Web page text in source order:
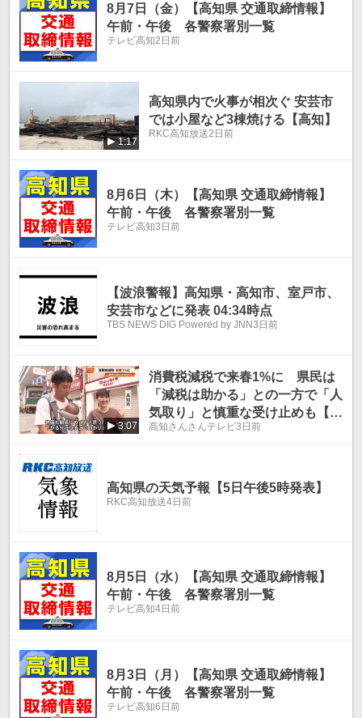
8月7日（金）【高知県 交通取締情報】
午前・午後 各警察署別一覧
テレビ高知2日前
1:17
高知県内で火事が相次ぐ 安芸市
では小屋など3棟焼ける【高知】
RKC高知放送2日前
8月6日（木）【高知県 交通取締情報】
午前・午後 各警察署別一覧
テレビ高知3日前
【波浪警報】高知県・高知市、室戸市、
安芸市などに発表 04:34時点
TBS NEWS DIG Powered by JNN3日前
3:07
消費税減税で来春1%に 県民は
「減税は助かる」との一方で「人
気取り」と慎重な受け止めも【高
知】
高知さんさんテレビ3日前
高知県の天気予報【5日午後5時発表】
RKC高知放送4日前
8月5日（水）【高知県 交通取締情報】
午前・午後 各警察署別一覧
テレビ高知4日前
8月3日（月）【高知県 交通取締情報】
午前・午後 各警察署別一覧
テレビ高知6日前